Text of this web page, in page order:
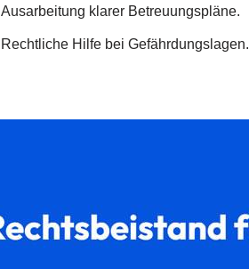
Ausarbeitung klarer Betreuungspläne.
Rechtliche Hilfe bei Gefährdungslagen.